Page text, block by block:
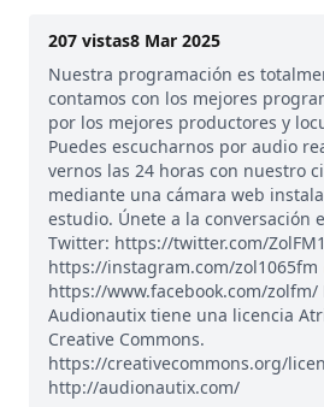
ZOL TV
207 vistas8 Mar 2025
Nuestra programación es
contamos con los mejores
por los mejores productores y
Puedes escucharnos por audio
vernos las 24 horas con nuestro
mediante una cámara web
estudio. Únete a la conversación
Twitter: https://twitter.com/
https://instagram.com/zol1065fm
https://www.facebook.com/zolfm/
Audionautix tiene una licencia
Creative Commons.
https://creativecommons.org/
http://audionautix.com/